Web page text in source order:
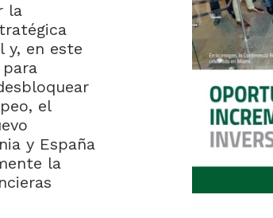
la
y, en este
el
y España
la